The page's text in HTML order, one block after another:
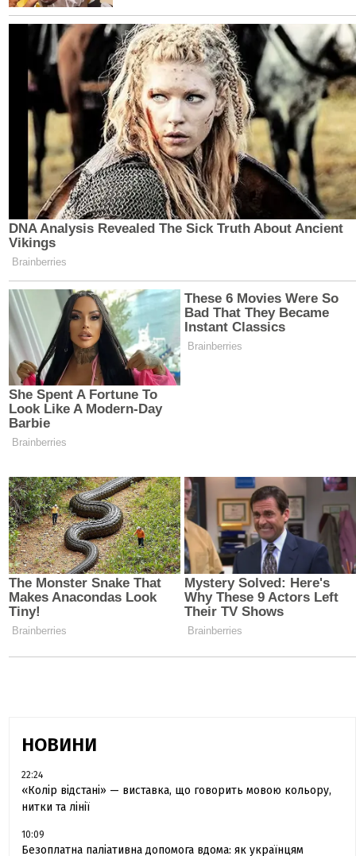
НОВИНИ
22:24
«Колір відстані» — виставка, що говорить мовою кольору,
нитки та лінії
10:09
Безоплатна паліативна допомога вдома: як українцям